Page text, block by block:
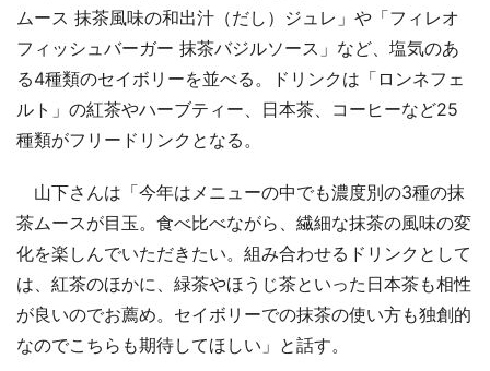
ムース 抹茶風味の和出汁（だし）ジュレ」や「フィレオ
フィッシュバーガー 抹茶バジルソース」など、塩気のあ
る4種類のセイボリーを並べる。ドリンクは「ロンネフェ
ルト」の紅茶やハーブティー、日本茶、コーヒーなど25
種類がフリードリンクとなる。
山下さんは「今年はメニューの中でも濃度別の3種の抹
茶ムースが目玉。食べ比べながら、繊細な抹茶の風味の変
化を楽しんでいただきたい。組み合わせるドリンクとして
は、紅茶のほかに、緑茶やほうじ茶といった日本茶も相性
が良いのでお薦め。セイボリーでの抹茶の使い方も独創的
なのでこちらも期待してほしい」と話す。